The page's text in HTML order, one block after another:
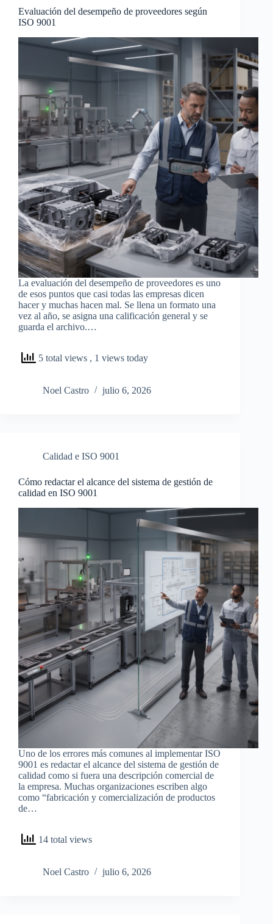
Evaluación del desempeño de proveedores según
ISO 9001
La evaluación del desempeño de proveedores es uno
de esos puntos que casi todas las empresas dicen
hacer y muchas hacen mal. Se llena un formato una
vez al año, se asigna una calificación general y se
guarda el archivo.…
5 total views , 1 views today
Noel Castro julio 6, 2026
Calidad e ISO 9001
Cómo redactar el alcance del sistema de gestión de
calidad en ISO 9001
Uno de los errores más comunes al implementar ISO
9001 es redactar el alcance del sistema de gestión de
calidad como si fuera una descripción comercial de
la empresa. Muchas organizaciones escriben algo
como “fabricación y comercialización de productos
de…
14 total views
Noel Castro julio 6, 2026